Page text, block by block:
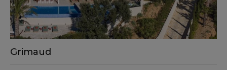
Grimaud